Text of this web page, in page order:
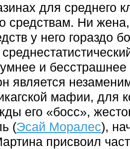
для среднего
средствам. Ни
у него гораздо
и бесстрашнее
является
мафии, для
его «босс»,
(Эсай Моралес),
присвоил